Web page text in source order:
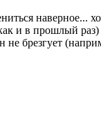
наверное...
и в прошлый
брезгует